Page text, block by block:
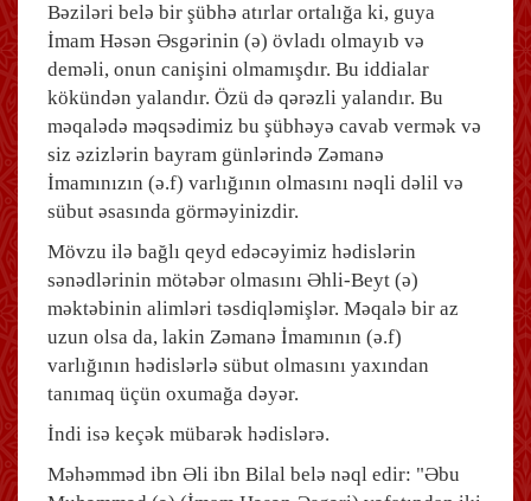
Bəziləri belə bir şübhə atırlar ortalığa ki, guya
İmam Həsən Əsgərinin (ə) övladı olmayıb və
deməli, onun canişini olmamışdır. Bu iddialar
kökündən yalandır. Özü də qərəzli yalandır. Bu
məqalədə məqsədimiz bu şübhəyə cavab vermək və
siz əzizlərin bayram günlərində Zəmanə
İmamınızın (ə.f) varlığının olmasını nəqli dəlil və
sübut əsasında görməyinizdir.
Mövzu ilə bağlı qeyd edəcəyimiz hədislərin
sənədlərinin mötəbər olmasını Əhli-Beyt (ə)
məktəbinin alimləri təsdiqləmişlər. Məqalə bir az
uzun olsa da, lakin Zəmanə İmamının (ə.f)
varlığının hədislərlə sübut olmasını yaxından
tanımaq üçün oxumağa dəyər.
İndi isə keçək mübarək hədislərə.
Məhəmməd ibn Əli ibn Bilal belə nəql edir: "Əbu